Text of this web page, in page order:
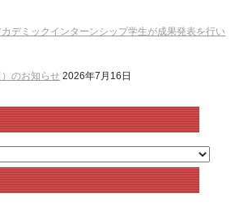
デミックインターンシップ学生が成果発表を行い
のお知らせ 2026年7月16日